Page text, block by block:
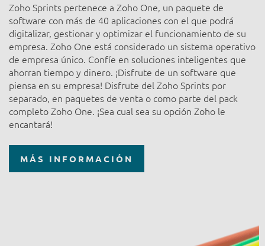
Zoho Sprints pertenece a Zoho One, un paquete de
software con más de 40 aplicaciones con el que podrá
digitalizar, gestionar y optimizar el funcionamiento de su
empresa. Zoho One está considerado un sistema operativo
de empresa único. Confíe en soluciones inteligentes que
ahorran tiempo y dinero. ¡Disfrute de un software que
piensa en su empresa! Disfrute del Zoho Sprints por
separado, en paquetes de venta o como parte del pack
completo Zoho One. ¡Sea cual sea su opción Zoho le
encantará!
MÁS INFORMACIÓN